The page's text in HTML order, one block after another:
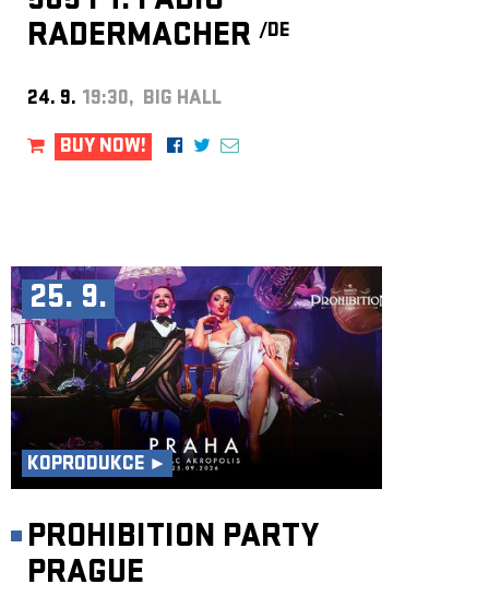
RADERMACHER /DE
24. 9. 19:30, BIG HALL
BUY NOW!
25. 9.
KOPRODUKCE ►
PROHIBITION PARTY
PRAGUE